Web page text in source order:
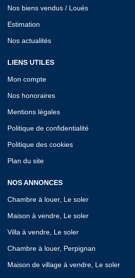
Nos biens vendus / Loués
Estimation
Nos actualités
LIENS UTILES
Mon compte
Nos honoraires
Mentions légales
Politique de confidentialité
Politique des cookies
Plan du site
NOS ANNONCES
Chambre à louer, Le soler
Maison à vendre, Le soler
Villa à vendre, Le soler
Chambre à louer, Perpignan
Maison de village à vendre, Le soler